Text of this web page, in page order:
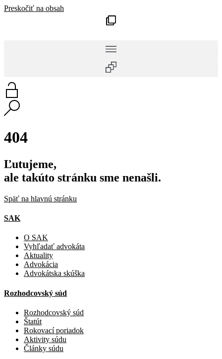
Preskočiť na obsah
404
Ľutujeme,
ale takúto stránku sme nenašli.
Späť na hlavnú stránku
SAK
O SAK
Vyhľadať advokáta
Aktuality
Advokácia
Advokátska skúška
Rozhodcovský súd
Rozhodcovský súd
Štatút
Rokovací poriadok
Aktivity súdu
Články súdu